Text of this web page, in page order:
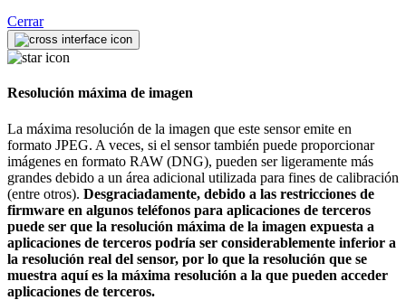
Cerrar
Resolución máxima de imagen
La máxima resolución de la imagen que este sensor emite en
formato JPEG. A veces, si el sensor también puede proporcionar
imágenes en formato RAW (DNG), pueden ser ligeramente más
grandes debido a un área adicional utilizada para fines de calibración
(entre otros). Desgraciadamente, debido a las restricciones de
firmware en algunos teléfonos para aplicaciones de terceros
puede ser que la resolución máxima de la imagen expuesta a
aplicaciones de terceros podría ser considerablemente inferior a
la resolución real del sensor, por lo que la resolución que se
muestra aquí es la máxima resolución a la que pueden acceder
aplicaciones de terceros.